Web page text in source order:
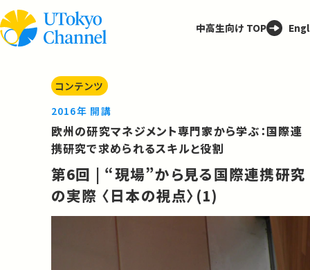
中高生向け TOP
コンテンツ
2016年 開講
欧州の研究マネジメント専門家から学ぶ：国際連
携研究で求められるスキルと役割
第6回 | “現場”から見る国際連携研究
の実際 〈日本の視点〉(1)